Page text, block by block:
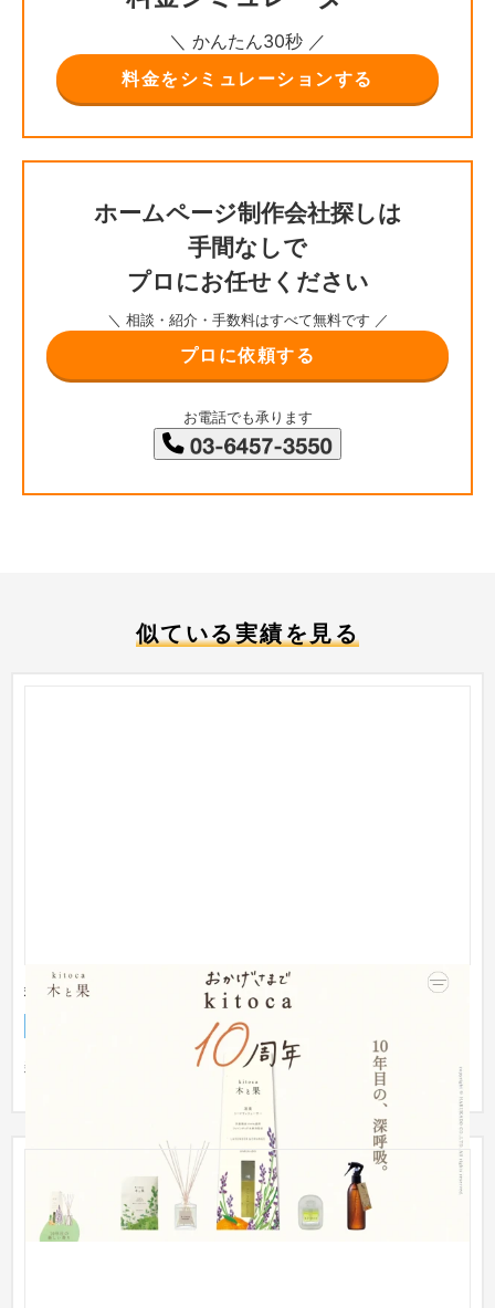
＼ かんたん30秒 ／
料金をシミュレーションする
ホームページ制作会社探しは
手間なしで
プロにお任せください
＼ 相談・紹介・手数料はすべて無料です ／
プロに依頼する
お電話でも承ります
似ている実績を見る
雑貨メーカー特設サイト
生活用品・文房具
雑貨メーカー特設サイト